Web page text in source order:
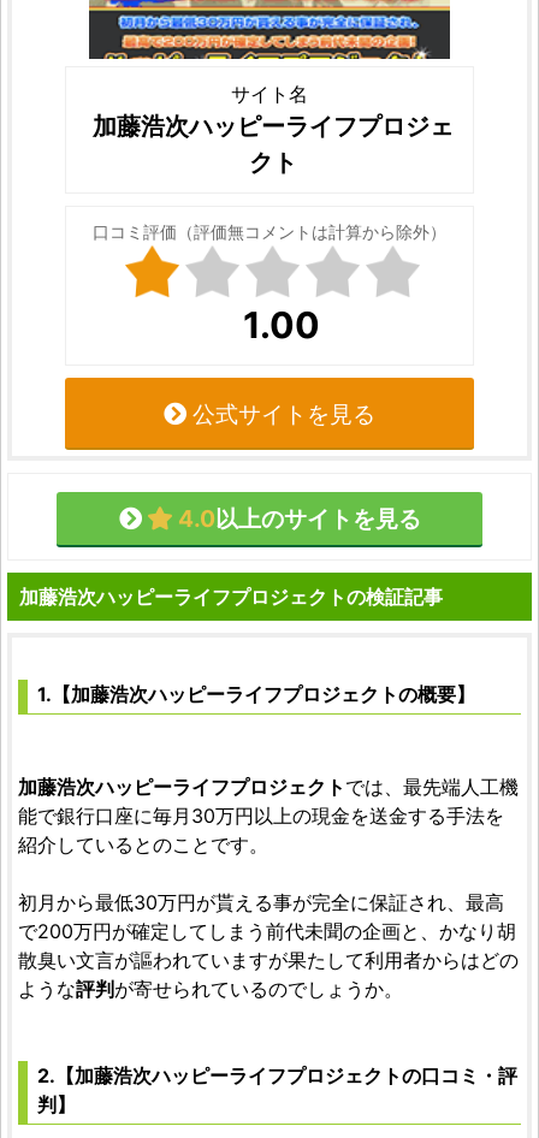
サイト名
加藤浩次ハッピーライフプロジェ
クト
口コミ評価（評価無コメントは計算から除外）
1.00
公式サイトを見る
4.0以上のサイトを見る
加藤浩次ハッピーライフプロジェクトの検証記事
1.【加藤浩次ハッピーライフプロジェクトの概要】
加藤浩次ハッピーライフプロジェクト では、最先端人工機
能で銀行口座に毎月30万円以上の現金を送金する手法を
紹介しているとのことです。
初月から最低30万円が貰える事が完全に保証され、最高
で200万円が確定してしまう前代未聞の企画と、かなり胡
散臭い文言が謳われていますが果たして利用者からはどの
ような評判 が寄せられているのでしょうか。
2.【加藤浩次ハッピーライフプロジェクトの口コミ・評
判】